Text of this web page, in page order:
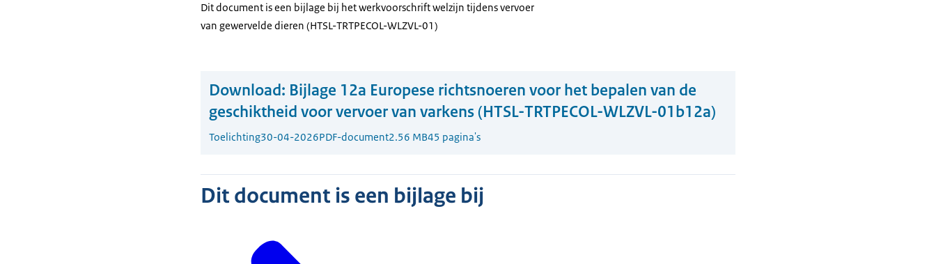
Dit document is een bijlage bij het werkvoorschrift welzijn tijdens vervoer
van gewervelde dieren (HTSL-TRTPECOL-WLZVL-01)
Download: Bijlage 12a Europese richtsnoeren voor het bepalen van de
geschiktheid voor vervoer van varkens (HTSL-TRTPECOL-WLZVL-01b12a)
Toelichting30-04-2026PDF-document2.56 MB45 pagina's
Dit document is een bijlage bij